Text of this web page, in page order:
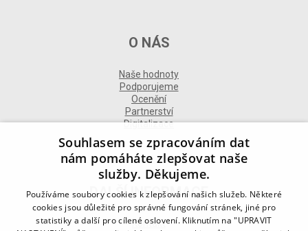
O NÁS
Naše hodnoty
Podporujeme
Ocenění
Partnerství
Digitalizace
DALŠÍ INFORMACE
Kontakt
Souhlasem se zpracováním dat
nám pomáháte zlepšovat naše
služby. Děkujeme.
Používáme soubory cookies k zlepšování našich služeb. Některé
cookies jsou důležité pro správné fungování stránek, jiné pro
statistiky a další pro cílené oslovení. Kliknutím na "UPRAVIT